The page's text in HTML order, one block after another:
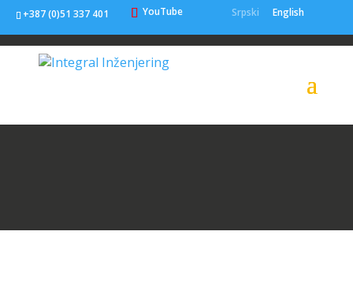
+387 (0)51 337 401 YouTube Srpski English